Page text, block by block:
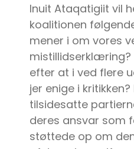
Inuit Ataqatigiit vil
koalitionen
mener i om vores
efter at i ved flere
jer enige i
tilsidesatte
deres ansvar som
støttede op om